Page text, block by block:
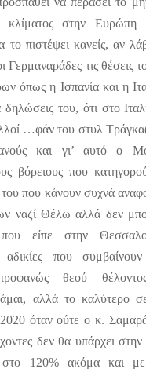
στην Ευρώπη
πιστέψει κανείς, αν
Γερμαναράδες τις θέσεις
όπως η Ισπανία και η
του, ότι στο
…φάν του στυλ
και γι’ αυτό ο
βόρειους που
που κάνουν συχνά
ναζί Θέλω αλλά δεν
είπε στην
αδικίες που
θεού
αλλά το καλύτερο
2020 όταν ούτε ο κ.
δεν θα υπάρχει στην
120% ακόμα και με